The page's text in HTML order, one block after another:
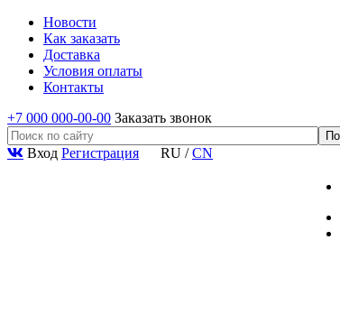
Новости
Как заказать
Доставка
Условия оплаты
Контакты
+7 000 000-00-00 Заказать звонок
Вход Регистрация RU /CN